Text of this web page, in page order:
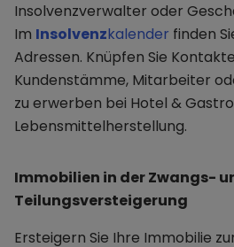
Insolvenzverwalter oder
Im Insolvenzkalender finden
Adressen. Knüpfen Sie
Kundenstämme, Mitarbeiter
zu erwerben bei Hotel &
Lebensmittelherstellung.
Immobilien in der Zwangs-
Teilungsversteigerung
Ersteigern Sie Ihre Immobilie